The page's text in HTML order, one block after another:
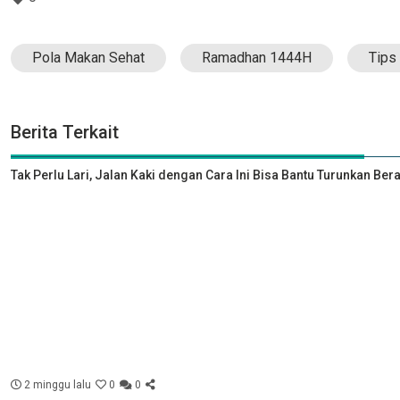
Pola Makan Sehat Ramadhan 1444H Tips
Berita Terkait
Tak Perlu Lari, Jalan Kaki dengan Cara Ini Bisa Bantu Turunkan
2 minggu lalu 0 0